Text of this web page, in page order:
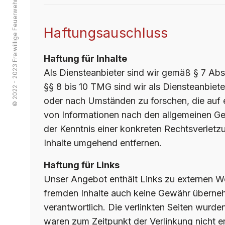
© 2022 - 2023 Freiwillige Feuerwehr Streitau Haftungsauschluss
Haftung für Inhalte
Als Diensteanbieter sind wir gemäß § 7
§§ 8 bis 10 TMG sind wir als
oder nach Umständen zu forschen, die
von Informationen nach den allgemeinen
der Kenntnis einer konkreten
Inhalte umgehend entfernen.
Haftung für Links
Unser Angebot enthält Links zu externen
fremden Inhalte auch keine Gewähr
verantwortlich. Die verlinkten Seiten
waren zum Zeitpunkt der Verlinkung nicht